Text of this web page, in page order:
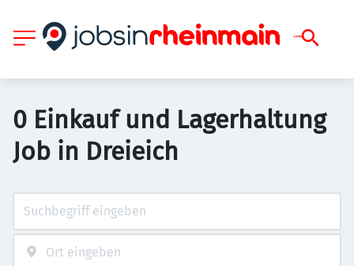
0 Einkauf und Lagerhaltung
Job in Dreieich